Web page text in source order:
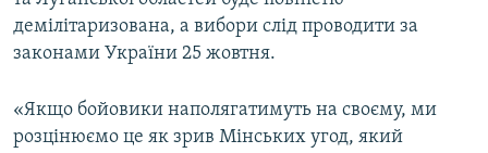
демілітаризована, а вибори слід проводити за
законами України 25 жовтня.
«Якщо бойовики наполягатимуть на своєму, ми
розцінюємо це як зрив Мінських угод, який